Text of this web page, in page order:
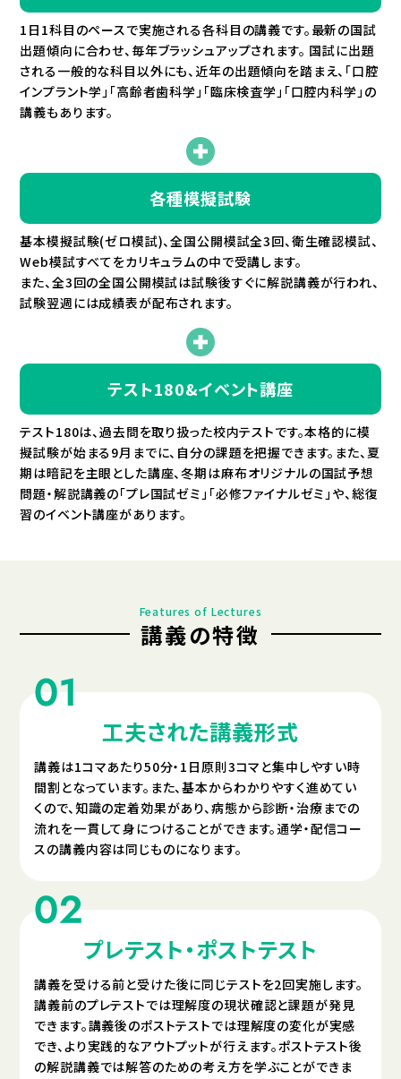
1日1科目のペースで実施される各科目の講義です。最新の国試
出題傾向に合わせ、毎年ブラッシュアップされます。 国試に出題
される一般的な科目以外にも、近年の出題傾向を踏まえ、「口腔
インプラント学」「高齢者歯科学」「臨床検査学」「口腔内科学」の
講義もあります。
各種模擬試験
基本模擬試験(ゼロ模試)、全国公開模試全3回、衛生確認模試、
Web模試すべてをカリキュラムの中で受講します。
また、全3回の全国公開模試は試験後すぐに解説講義が行われ、
試験翌週には成績表が配布されます。
テスト180&イベント講座
テスト180は、過去問を取り扱った校内テストです。本格的に模
擬試験が始まる9月までに、自分の課題を把握できます。また、夏
期は暗記を主眼とした講座、冬期は麻布オリジナルの国試予想
問題・解説講義の「プレ国試ゼミ」「必修ファイナルゼミ」や、総復
習のイベント講座があります。
Features of Lectures
講義の特徴
工夫された講義形式
講義は1コマあたり50分・1日原則3コマと集中しやすい時
間割となっています。また、基本からわかりやすく進めてい
くので、知識の定着効果があり、病態から診断・治療までの
流れを一貫して身につけることができます。通学・配信コー
スの講義内容は同じものになります。
プレテスト・ポストテスト
講義を受ける前と受けた後に同じテストを2回実施します。
講義前のプレテストでは理解度の現状確認と課題が発見
できます。講義後のポストテストでは理解度の変化が実感
でき、より実践的なアウトプットが行えます。ポストテスト後
の解説講義では解答のための考え方を学ぶことができま